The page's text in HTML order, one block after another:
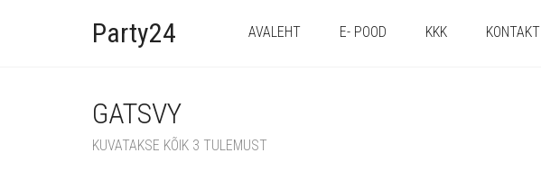
Party24 AVALEHT E- POOD KKK KONTAKT
GATSVY
KUVATAKSE KÕIK 3 TULEMUST